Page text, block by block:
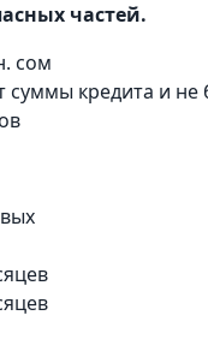
частей.
сом
суммы кредита и не